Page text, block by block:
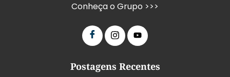
Conheça o Grupo >>>
Postagens Recentes